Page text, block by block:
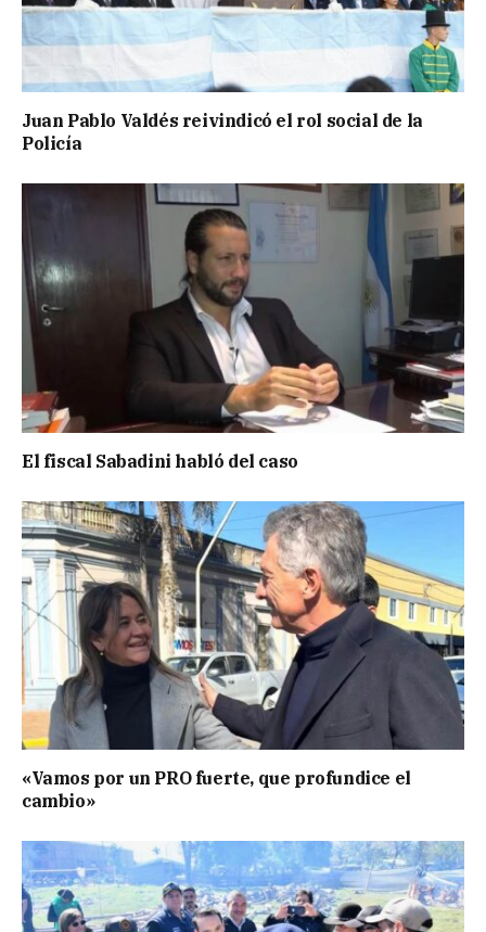
Juan Pablo Valdés reivindicó el rol social de la
Policía
El fiscal Sabadini habló del caso
«Vamos por un PRO fuerte, que profundice el
cambio»